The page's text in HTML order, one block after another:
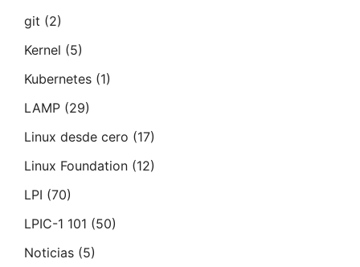
git (2)
Kernel (5)
Kubernetes (1)
LAMP (29)
Linux desde cero (17)
Linux Foundation (12)
LPI (70)
LPIC-1 101 (50)
Noticias (5)